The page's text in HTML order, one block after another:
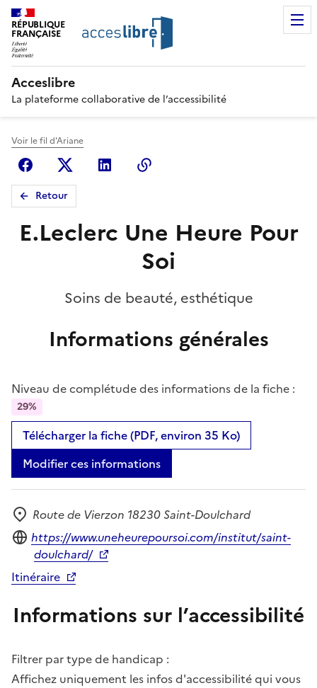
RÉPUBLIQUE
FRANÇAISE
Acceslibre
La plateforme collaborative de l’accessibilité
Voir le fil d'Ariane
FacebookX (anciennement Twitter)
Linkedin
Retour
E.Leclerc Une Heure Pour
Soi
Soins de beauté, esthétique
Informations générales
Niveau de complétude des informations de la fiche :
29%
Télécharger la fiche (PDF, environ 35 Ko)
Modifier ces informations
Adresse
Route de Vierzon 18230 Saint-Doulchard
Site internet
https://www.uneheurepoursoi.com/institut/saint-
doulchard/
Itinéraire
Informations sur l’accessibilité
Filtrer par type de handicap :
Affichez uniquement les infos d'accessibilité qui vous